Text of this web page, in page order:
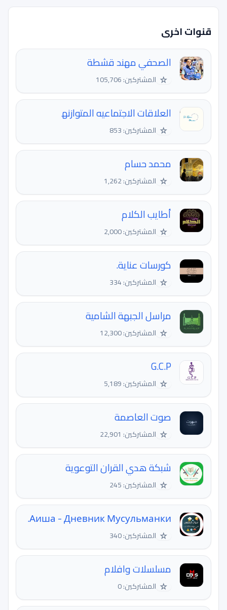
قنوات اخرى
الصحفي مهند قشطة
☆ المشتركين: 105,706
العلاقات الاجتماعيه المتوازنه‍‍‍
☆ المشتركين: 853
محمد حسام
☆ المشتركين: 1,262
أطايب الكلام
☆ المشتركين: 2,000
كورسات عناية.
☆ المشتركين: 334
مراسل الجبهة الشامية
☆ المشتركين: 12,300
G.C.P
☆ المشتركين: 5,189
صوت العاصمة
☆ المشتركين: 22,901
شبكة هدي القران التوعوية
☆ المشتركين: 245
Аиша - Дневник Мусульманки.
☆ المشتركين: 340
مسلسلات وافلام
☆ المشتركين: 0